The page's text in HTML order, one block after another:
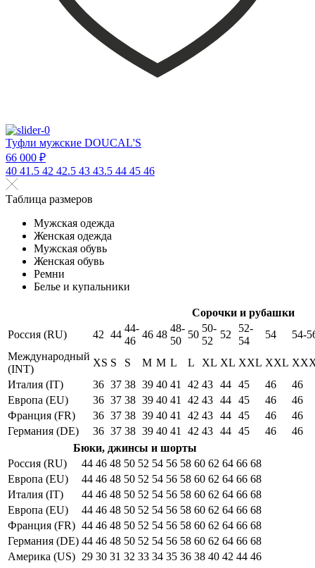
Туфли мужские DOUCAL'S
66 000 ₽
40 41.5 42 42.5 43 43.5 44 45 46
Таблица размеров
Мужская одежда
Женская одежда
Мужская обувь
Женская обувь
Ремни
Белье и купальники
Сорочки и рубашки
Россия (RU)
42 44
44-
46
46 48
48-
50
50
50-
52
52
52-
54
54
54-
Международный
(INT)
XS S S M M L L XL XL XXL XXL
Италия (IT)
36 37 38 39 40 41 42 43 44 45 46
46
Европа (EU)
36 37 38 39 40 41 42 43 44 45 46
46
Франция (FR)
36 37 38 39 40 41 42 43 44 45 46
46
Германия (DE)
36 37 38 39 40 41 42 43 44 45 46
46
Бюки, джинсы и шорты
Россия (RU)
44 46 48 50 52 54 56 58 60 62 64 66 68
Европа (EU)
44 46 48 50 52 54 56 58 60 62 64 66 68
Италия (IT)
44 46 48 50 52 54 56 58 60 62 64 66 68
Европа (EU)
44 46 48 50 52 54 56 58 60 62 64 66 68
Франция (FR) 44 46 48 50 52 54 56 58 60 62 64 66 68
Германия (DE) 44 46 48 50 52 54 56 58 60 62 64 66 68
Америка (US) 29 30 31 32 33 34 35 36 38 40 42 44 46